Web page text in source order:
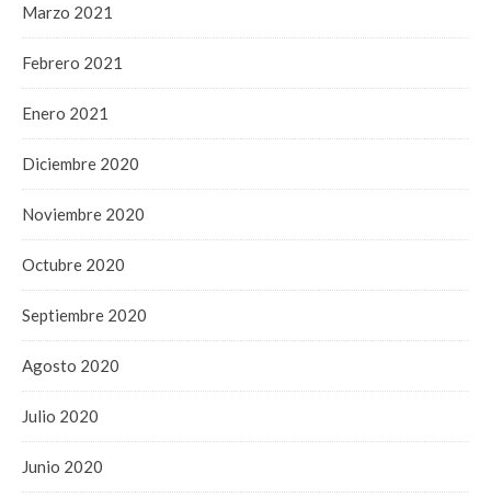
Marzo 2021
Febrero 2021
Enero 2021
Diciembre 2020
Noviembre 2020
Octubre 2020
Septiembre 2020
Agosto 2020
Julio 2020
Junio 2020